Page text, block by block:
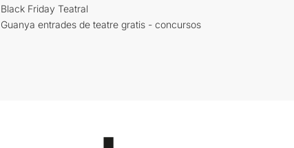
Black Friday Teatral
Guanya entrades de teatre gratis - concursos